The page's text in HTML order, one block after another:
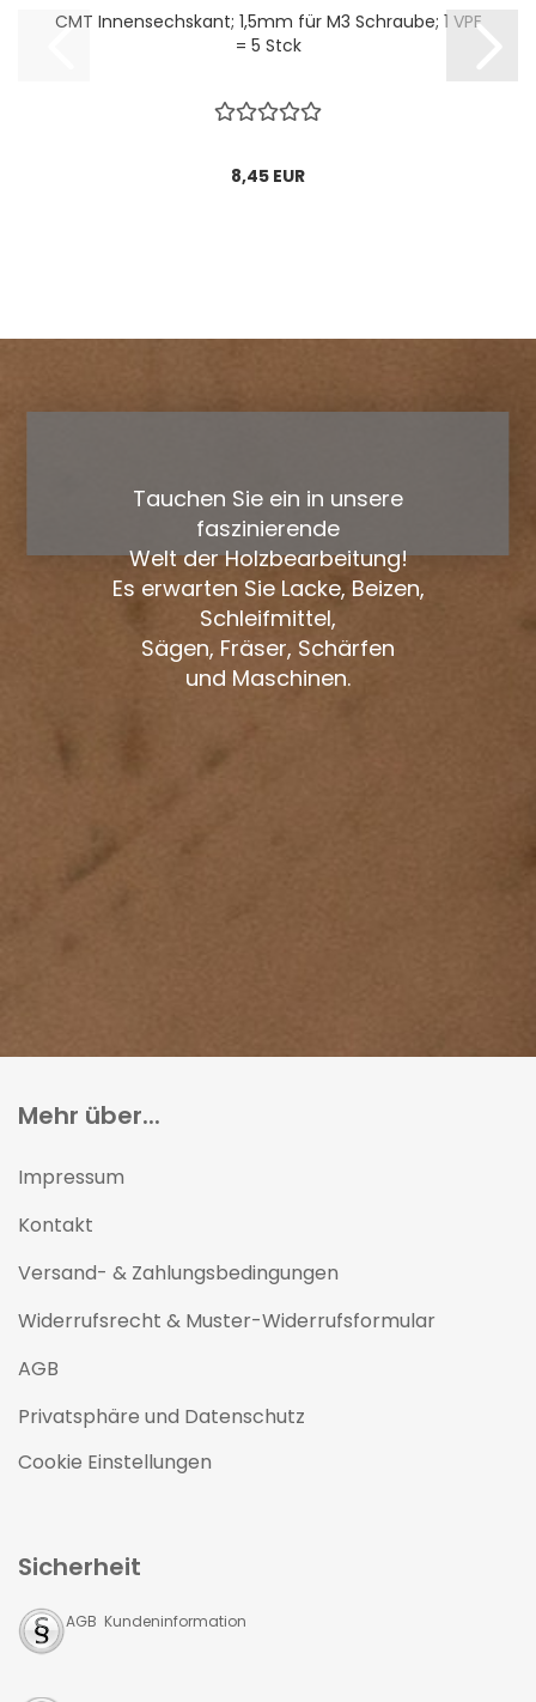
CMT Innensechskant; 1,5mm für M3 Schraube; 1 VPE
= 5 Stck
8,45 EUR
Tauchen Sie ein in unsere
faszinierende
Welt der Holzbearbeitung!
Es erwarten Sie Lacke, Beizen,
Schleifmittel,
Sägen, Fräser, Schärfen
und Maschinen.
Mehr über...
Impressum
Kontakt
Versand- & Zahlungsbedingungen
Widerrufsrecht & Muster-Widerrufsformular
AGB
Privatsphäre und Datenschutz
Cookie Einstellungen
Sicherheit
AGB Kundeninformation